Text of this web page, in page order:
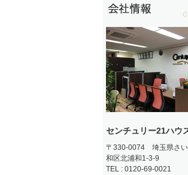
センチュリー21ハウ
〒330-0074 埼玉県さ
和区北浦和1-3-9
TEL : 0120-69-0021